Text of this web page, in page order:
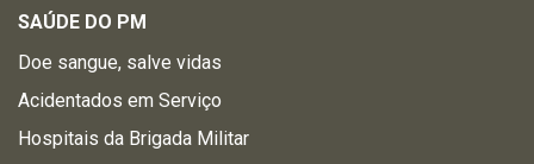
SAÚDE DO PM
Doe sangue, salve vidas
Acidentados em Serviço
Hospitais da Brigada Militar